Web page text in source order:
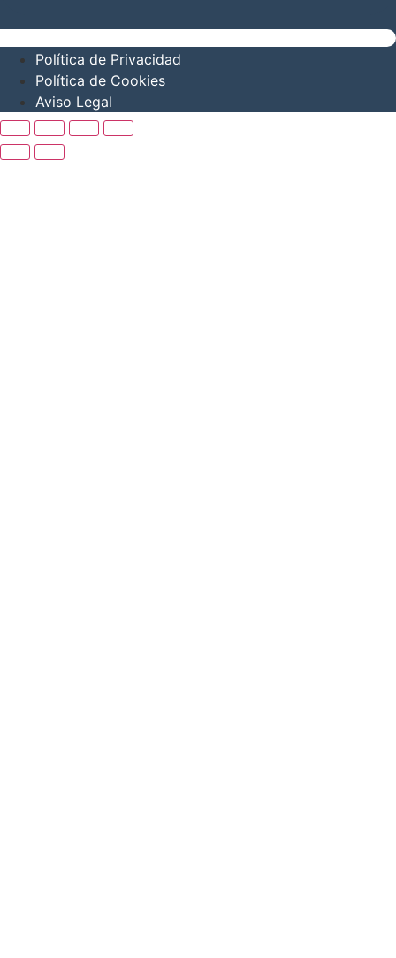
Política de Privacidad
Política de Cookies
Aviso Legal